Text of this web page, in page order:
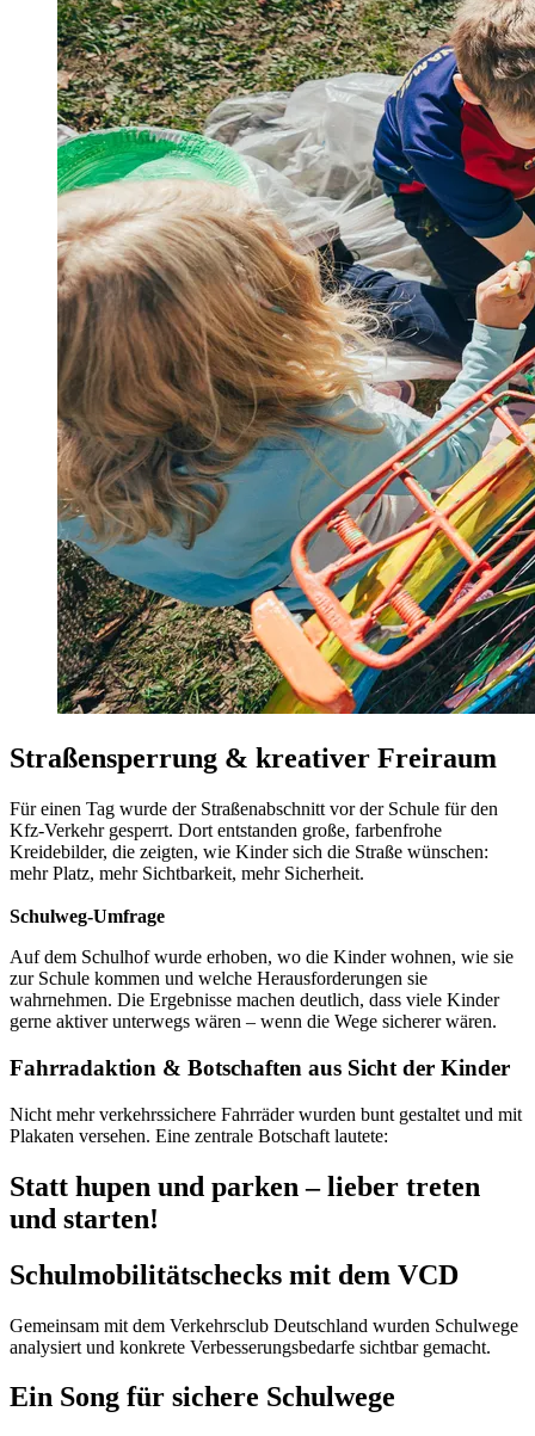
Straßensperrung & kreativer Freiraum
Für einen Tag wurde der Straßenabschnitt vor der Schule für den
Kfz-Verkehr gesperrt. Dort entstanden große, farbenfrohe
Kreidebilder, die zeigten, wie Kinder sich die Straße wünschen:
mehr Platz, mehr Sichtbarkeit, mehr Sicherheit.
Schulweg-Umfrage
Auf dem Schulhof wurde erhoben, wo die Kinder wohnen, wie sie
zur Schule kommen und welche Herausforderungen sie
wahrnehmen. Die Ergebnisse machen deutlich, dass viele Kinder
gerne aktiver unterwegs wären – wenn die Wege sicherer wären.
Fahrradaktion & Botschaften aus Sicht der Kinder
Nicht mehr verkehrssichere Fahrräder wurden bunt gestaltet und mit
Plakaten versehen. Eine zentrale Botschaft lautete:
Statt hupen und parken – lieber treten
und starten!
Schulmobilitätschecks mit dem VCD
Gemeinsam mit dem Verkehrsclub Deutschland wurden Schulwege
analysiert und konkrete Verbesserungsbedarfe sichtbar gemacht.
Ein Song für sichere Schulwege